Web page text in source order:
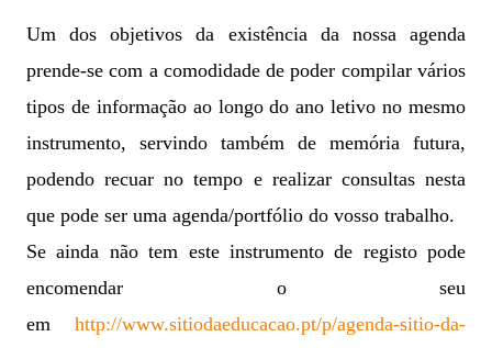
Um dos objetivos da existência da nossa agenda
prende-se com a comodidade de poder compilar vários
tipos de informação ao longo do ano letivo no mesmo
instrumento, servindo também de memória futura,
podendo recuar no tempo e realizar consultas nesta
que pode ser uma agenda/portfólio do vosso trabalho.
Se ainda não tem este instrumento de registo pode
encomendar o seu
em http://www.sitiodaeducacao.pt/p/agenda-sitio-da-